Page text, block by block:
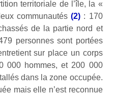
territoriale de l’île, la «
communautés(2) : 170
de la partie nord et
personnes sont portées
sur place un corps
000 hommes, et 200 000
dans la zone occupée.
mais elle n’est reconnue